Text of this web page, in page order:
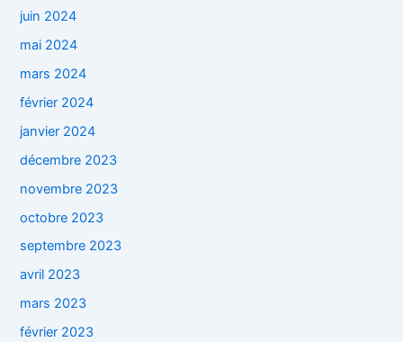
juin 2024
mai 2024
mars 2024
février 2024
janvier 2024
décembre 2023
novembre 2023
octobre 2023
septembre 2023
avril 2023
mars 2023
février 2023